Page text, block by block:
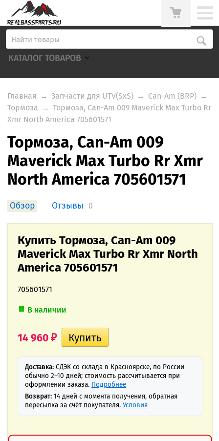
КАТАЛОГ ТОВАРОВ
Главная → Запчасти для UTV(SxS) → Can-Am (BRP) →
Тормоза → Тормоза, Can-Am 009 Maverick Max Turbo Rr
Xmr North America 705601571
Тормоза, Can-Am 009
Maverick Max Turbo Rr Xmr
North America 705601571
Обзор Отзывы 0
Купить Тормоза, Can-Am 009
Maverick Max Turbo Rr Xmr North
America 705601571
705601571
В наличии
14 960 ₽
Доставка: СДЭК со склада в Красноярске, по России
обычно 2–10 дней; стоимость рассчитывается при
оформлении заказа. Подробнее
Возврат: 14 дней с момента получения, обратная
пересылка за счёт покупателя. Условия